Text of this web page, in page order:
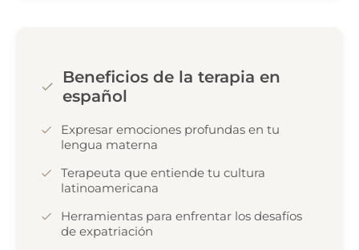
Beneficios de la terapia en
español
Expresar emociones profundas en tu
lengua materna
Terapeuta que entiende tu cultura
latinoamericana
Herramientas para enfrentar los desafíos
de expatriación